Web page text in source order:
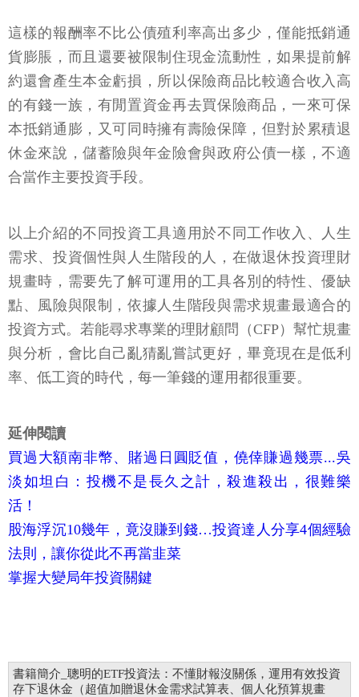
這樣的報酬率不比公債殖利率高出多少，僅能抵銷通
貨膨脹，而且還要被限制住現金流動性，如果提前解
約還會產生本金虧損，所以保險商品比較適合收入高
的有錢一族，有閒置資金再去買保險商品，一來可保
本抵銷通膨，又可同時擁有壽險保障，但對於累積退
休金來說，儲蓄險與年金險會與政府公債一樣，不適
合當作主要投資手段。
以上介紹的不同投資工具適用於不同工作收入、人生
需求、投資個性與人生階段的人，在做退休投資理財
規畫時，需要先了解可運用的工具各別的特性、優缺
點、風險與限制，依據人生階段與需求規畫最適合的
投資方式。若能尋求專業的理財顧問（CFP）幫忙規畫
與分析，會比自己亂猜亂嘗試更好，畢竟現在是低利
率、低工資的時代，每一筆錢的運用都很重要。
延伸閱讀
買過大額南非幣、賭過日圓貶值，僥倖賺過幾票...吳
淡如坦白：投機不是長久之計，殺進殺出，很難樂
活！
股海浮沉10幾年，竟沒賺到錢…投資達人分享4個經驗
法則，讓你從此不再當韭菜
掌握大變局年投資關鍵
書籍簡介_聰明的ETF投資法：不懂財報沒關係，運用有效投資
存下退休金（超值加贈退休金需求試算表、個人化預算規畫